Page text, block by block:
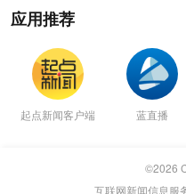
应用推荐
起点新闻客户端 蓝直播
©2026
互联网新闻信息服